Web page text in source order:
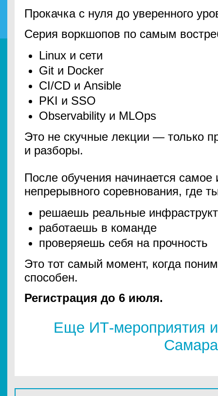
Прокачка с нуля до уверенного
Серия воркшопов по самым
Linux и сети
Git и Docker
CI/CD и Ansible
PKI и SSO
Observability и MLOps
Это не скучные лекции — только
и разборы.
После обучения начинается самое
непрерывного соревнования, где
решаешь реальные
работаешь в команде
проверяешь себя на прочность
Это тот самый момент, когда
способен.
Регистрация до 6 июля.
Еще ИТ-мероприятия
Самара